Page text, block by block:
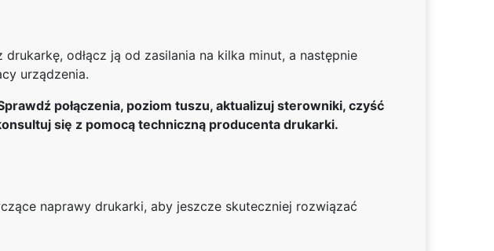
odłącz ją od zasilania na kilka minut, a następnie
urządzenia.
połączenia, poziom tuszu, aktualizuj sterowniki, czyść
się z pomocą techniczną producenta drukarki.
naprawy drukarki, aby jeszcze skuteczniej rozwiązać